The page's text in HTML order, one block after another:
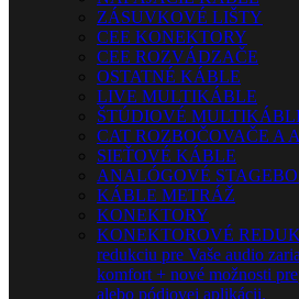
ZÁSUVKOVÉ LIŠTY
CEE KONEKTORY
CEE ROZVÁDZAČE
OSTATNÉ KÁBLE
LIVE MULTIKÁBLE
ŠTÚDIOVÉ
CAT ROZBOČOVAČE A
SIEŤOVÉ KÁBLE
ANALÓGOVÉ
KÁBLE METRÁŽ
KONEKTORY
KONEKTOROVÉ
redukciu pre Vaše audio
komfort + nové možnosti
alebo pódiovej aplikácii.